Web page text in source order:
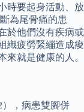
時要起身活動、放
為尾骨痛的患
於他們沒有疾病或
織疲勞緊繃造成痠
來就是健康的人。
，病患雙腳併